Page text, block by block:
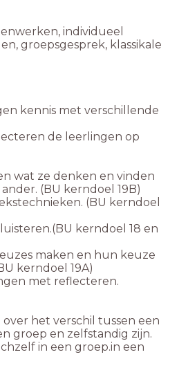
individueel
groepsgesprek, klassikale
kennis met verschillende
de leerlingen op
wat ze denken en vinden
(BU kerndoel 19B)
(BU kerndoel
kerndoel 18 en
maken en hun keuze
kerndoel 19A)
met reflecteren.
het verschil tussen een
groep en zelfstandig zijn.
in een groep.in een